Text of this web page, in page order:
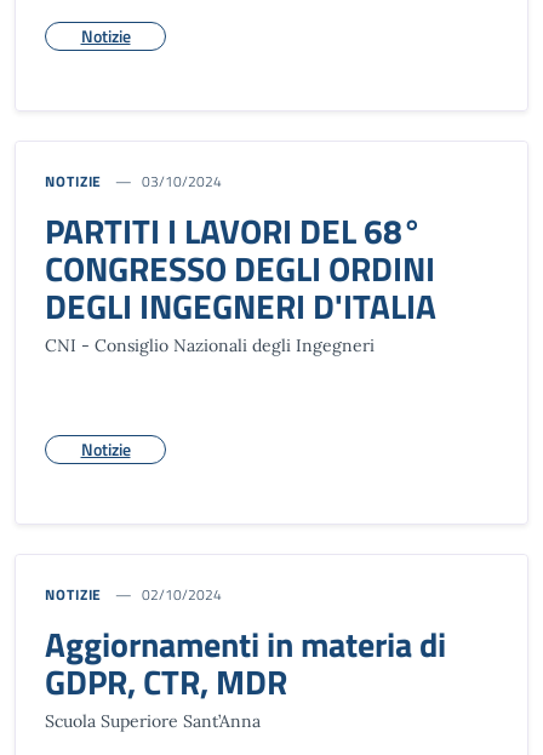
Notizie
NOTIZIE 03/10/2024
PARTITI I LAVORI DEL 68°
CONGRESSO DEGLI ORDINI
DEGLI INGEGNERI D'ITALIA
CNI - Consiglio Nazionali degli Ingegneri
Notizie
NOTIZIE 02/10/2024
Aggiornamenti in materia di
GDPR, CTR, MDR
Scuola Superiore Sant’Anna